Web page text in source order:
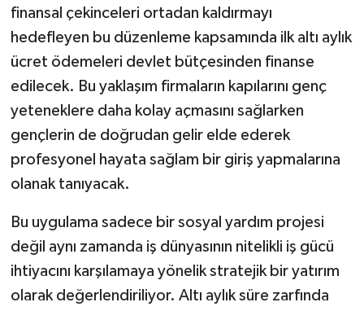
finansal çekinceleri ortadan kaldırmayı
hedefleyen bu düzenleme kapsamında ilk altı aylık
ücret ödemeleri devlet bütçesinden finanse
edilecek. Bu yaklaşım firmaların kapılarını genç
yeteneklere daha kolay açmasını sağlarken
gençlerin de doğrudan gelir elde ederek
profesyonel hayata sağlam bir giriş yapmalarına
olanak tanıyacak.
Bu uygulama sadece bir sosyal yardım projesi
değil aynı zamanda iş dünyasının nitelikli iş gücü
ihtiyacını karşılamaya yönelik stratejik bir yatırım
olarak değerlendiriliyor. Altı aylık süre zarfında